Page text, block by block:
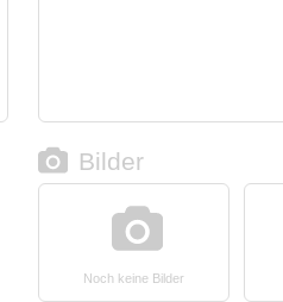
Bilder
Noch keine Bilder